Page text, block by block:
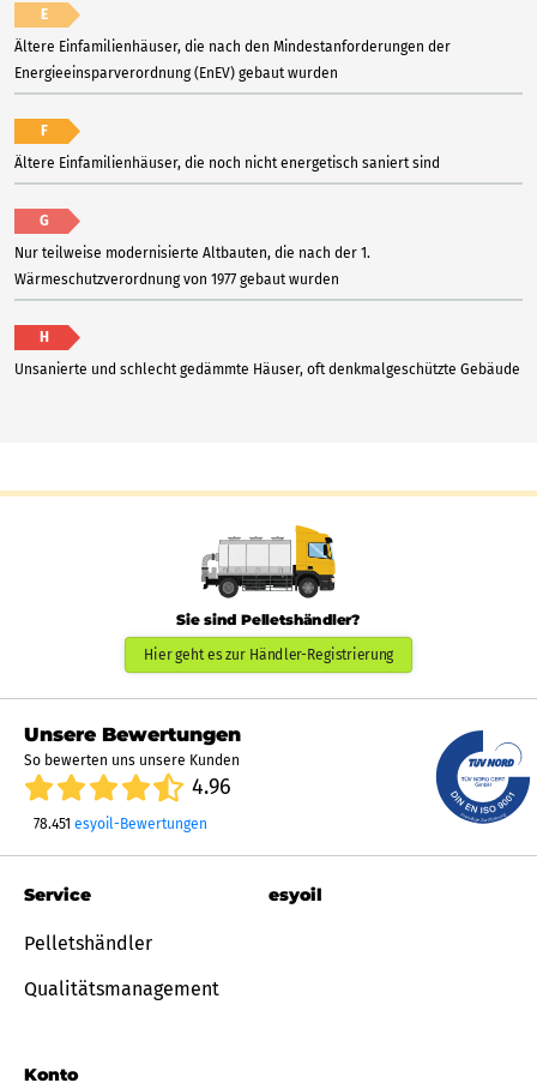
E
Ältere Einfamilienhäuser, die nach den Mindestanforderungen der
Energieeinsparverordnung (EnEV) gebaut wurden
F
Ältere Einfamilienhäuser, die noch nicht energetisch saniert sind
G
Nur teilweise modernisierte Altbauten, die nach der 1.
Wärmeschutzverordnung von 1977 gebaut wurden
H
Unsanierte und schlecht gedämmte Häuser, oft denkmalgeschützte Gebäude
Sie sind Pelletshändler?
Hier geht es zur Händler-Registrierung
Unsere Bewertungen
So bewerten uns unsere Kunden
4.96
78.451 esyoil-Bewertungen
Service
Pelletshändler
Qualitätsmanagement
Konto
esyoil